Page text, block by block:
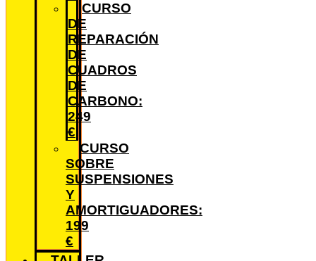
CURSO
DE
REPARACIÓN
DE
CUADROS
DE
CARBONO:
249
€
CURSO
SOBRE
SUSPENSIONES
Y
AMORTIGUADORES:
199
€